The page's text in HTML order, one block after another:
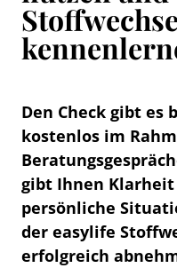
Den Check gibt es
kostenlos im
gibt Ihnen
persönliche
der easylife
erfolgreich